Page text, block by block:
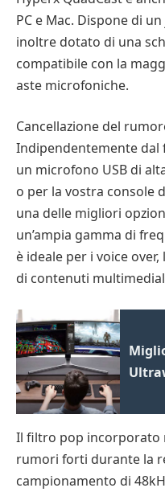
PC e Mac. Dispone di
inoltre dotato di una
compatibile con la
aste microfoniche.
Cancellazione del
Indipendentemente dal
un microfono USB di
o per la vostra console
una delle migliori
un’ampia gamma di
è ideale per i voice
di contenuti
Il filtro pop incorporato
rumori forti durante la
campionamento di